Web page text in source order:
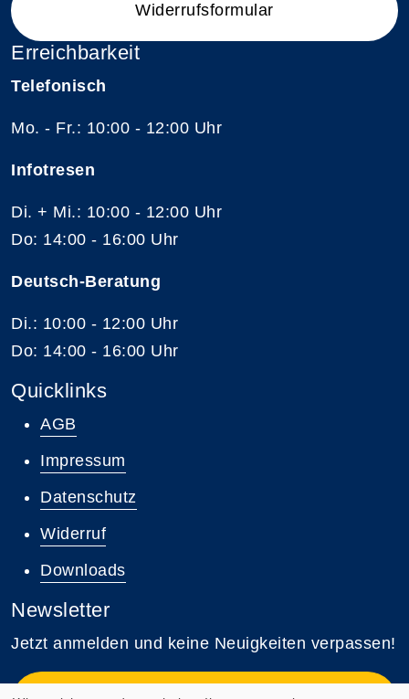
Widerrufsformular
Erreichbarkeit
Telefonisch
Mo. - Fr.: 10:00 - 12:00 Uhr
Infotresen
Di. + Mi.: 10:00 - 12:00 Uhr
Do: 14:00 - 16:00 Uhr
Deutsch-Beratung
Di.: 10:00 - 12:00 Uhr
Do: 14:00 - 16:00 Uhr
Quicklinks
AGB
Impressum
Datenschutz
Widerruf
Downloads
Newsletter
Jetzt anmelden und keine Neuigkeiten verpassen!